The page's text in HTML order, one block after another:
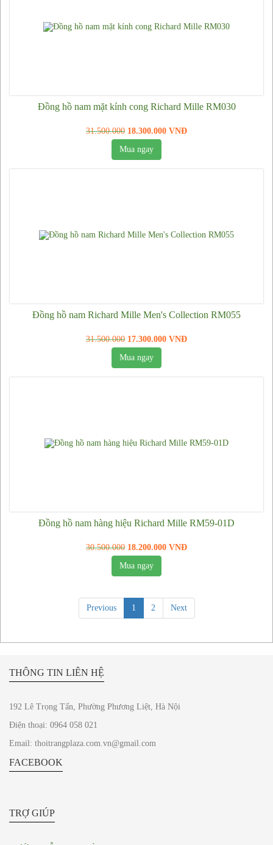
Đồng hồ nam mặt kính cong Richard Mille RM030
31.500.000 18.300.000 VNĐ
Mua ngay
Đồng hồ nam Richard Mille Men's Collection RM055
31.500.000 17.300.000 VNĐ
Mua ngay
Đồng hồ nam hàng hiệu Richard Mille RM59-01D
30.500.000 18.200.000 VNĐ
Mua ngay
Previous 1 2 Next
THÔNG TIN LIÊN HỆ
192 Lê Trọng Tấn, Phường Phương Liệt, Hà Nội
Điện thoại: 0964 058 021
Email: thoitrangplaza.com.vn@gmail.com
FACEBOOK
TRỢ GIÚP